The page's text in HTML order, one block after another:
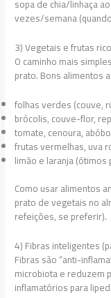
sopa de chia/linhaça
vezes/semana
3) Vegetais e frutas
O caminho mais
prato. Bons alimentos
folhas verdes (couve,
brócolis, couve-flor,
tomate, cenoura,
frutas vermelhas, uva
limão e laranja
Como usar alimentos
prato de vegetais no
refeições, se preferir).
4) Fibras inteligentes
Fibras são “anti-
microbiota e reduzem
inflamatórios para